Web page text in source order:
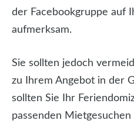
der Facebookgruppe auf
aufmerksam.
Sie sollten jedoch
zu Ihrem Angebot in der
sollten Sie Ihr
passenden